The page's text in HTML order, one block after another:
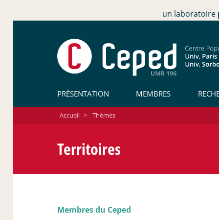
un laboratoire
PRÉSENTATION MEMBRES
Accueil > Thèmes
Territoires
Membres du Ceped